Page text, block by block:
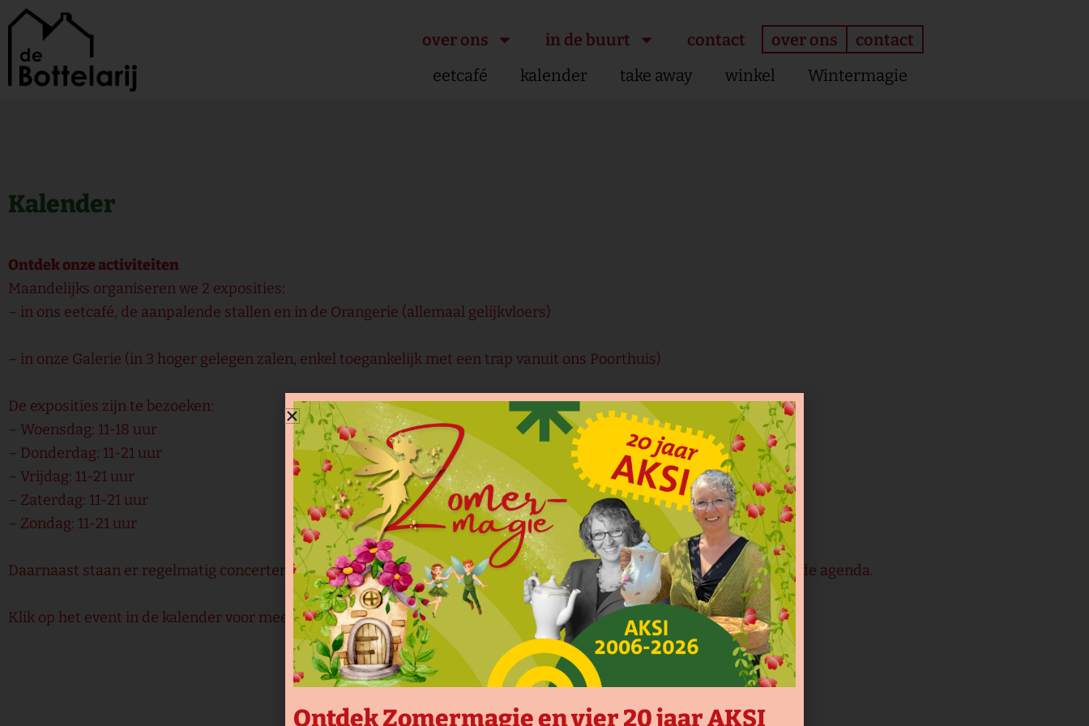
Ga
inhoud
over ons in de buurt contact over ons
contact
eetcafé
kalender take away winkel Wintermagie
Kalender
Ontdek onze activiteiten
Maandelijks organiseren we 2 exposities:
– in ons eetcafé, de aanpalende stallen en in de Orangerie (allemaal gelijkvloers)
– in onze Galerie (in 3 hoger gelegen zalen, enkel toegankelijk met een trap vanuit ons Poorthuis)
De exposities zijn te bezoeken:
– Woensdag: 11-18 uur
– Donderdag: 11-21 uur
– Vrijdag: 11-21 uur
– Zaterdag: 11-21 uur
– Zondag: 11-21 uur
Daarnaast staan er regelmatig concerten, theater- of filmvoorstellingen, lezingen of andere culturele activiteiten op de agenda.
Klik op het event in de kalender voor meer info.
Ontdek Zomermagie en vier 20 jaar AKSI